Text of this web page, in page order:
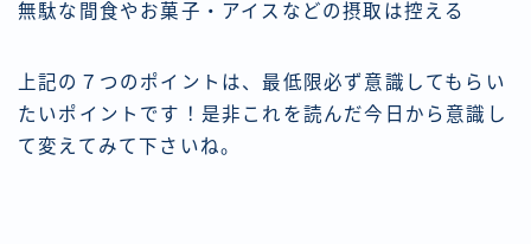
無駄な間食やお菓子・アイスなどの摂取は控える
上記の７つのポイントは、最低限必ず意識してもらい
たいポイントです！是非これを読んだ今日から意識し
て変えてみて下さいね。